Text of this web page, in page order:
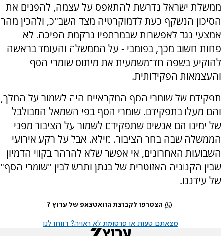
ממשלת ישראל נדרשת להתאפס על עצמה, להפנים את
הסיכון הנשקף כעת לדמוקרטיה מצד השב"כ, ולהכין מהר
אמצעי נגד לאפשרות שבמרתפיו נרקמת הפיכה. לא
פחות חשוב מכך, בפומבי - על הממשלה והעומד בראשה
להוקיע בשפה חד־משמעית את מיתוס שומרי הסף
והעצמאות הפקידותית.
תפקידם של שומרי הסף המקראיים היה לשמור על המלך,
והם מעלו בתפקידם. שומרי הסף בפי השמאל המבולבל
של ימינו הם אנשים שתפקידם לשמור על הציבור מפני
הממשלה שבה בחר הציבור. מילא. אבל על רקע אירועי
השבועות האחרונים, אי אפשר שלא להרהר בקווי הדמיון
שבין הקנוניה האזוטרית של בגתן ותרש לבין "שומרי הסף"
של עידננו.
הצטרפו לקבוצת הוואטצאפ של ערוץ 7
מצאתם טעות או פרסומת לא ראויה? דווחו לנו